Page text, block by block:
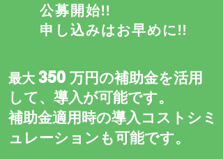
公募開始!!
​申し込みはお早めに!!
最大 350 万円の補助金を活用
して、導入が可能です。
補助金適用時の導入コストシミ
ュレーションも可能です。